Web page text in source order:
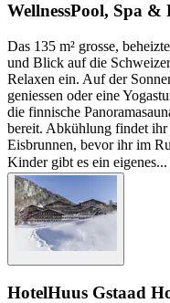
WellnessPool, Spa &
Das 135 m² grosse,
und Blick auf die
Relaxen ein. Auf der
geniessen oder eine
die finnische
bereit. Abkühlung findet ihr
Eisbrunnen, bevor ihr im
Kinder gibt es ein eigenes...
HotelHuus Gstaad